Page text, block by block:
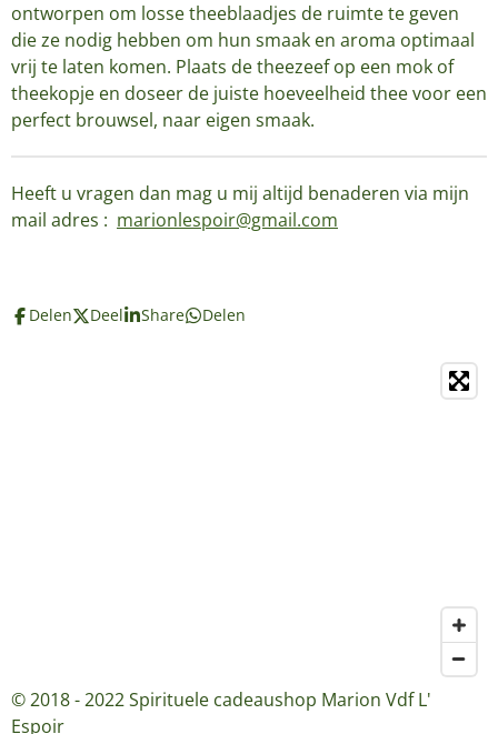
ontworpen om losse theeblaadjes de ruimte te geven
die ze nodig hebben om hun smaak en aroma optimaal
vrij te laten komen. Plaats de theezeef op een mok of
theekopje en doseer de juiste hoeveelheid thee voor een
perfect brouwsel, naar eigen smaak.
Heeft u vragen dan mag u mij altijd benaderen via mijn
mail adres : marionlespoir@gmail.com
Delen Deel Share Delen
© 2018 - 2022 Spirituele cadeaushop Marion Vdf L'
Espoir